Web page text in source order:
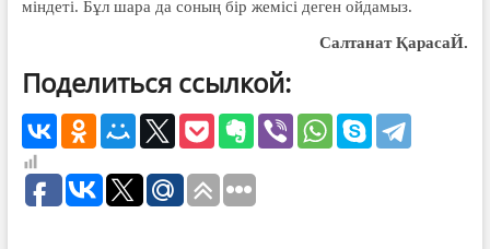
міндеті. Бұл шара да соның бір жемісі деген ойдамыз.
Салтанат ҚарасаЙ.
Поделиться ссылкой: